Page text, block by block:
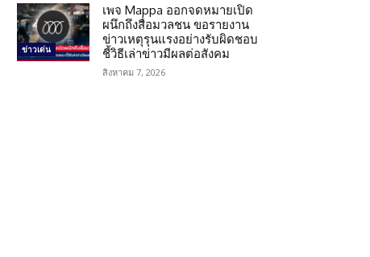
ข่าวเด่น
เพจ Mappa ออกจดหมายเปิด
ผนึกถึงสื่อมวลชน ขอรายงาน
ข่าวเหตุรุนแรงอย่างรับผิดชอบ
ชี้วิธีเล่าข่าวมีผลต่อสังคม
สิงหาคม 7, 2026